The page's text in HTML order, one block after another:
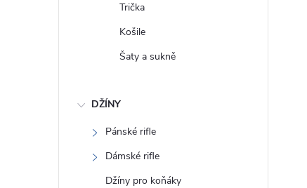
Trička
Košile
Šaty a sukně
DŽÍNY
Pánské rifle
Dámské rifle
Džíny pro koňáky